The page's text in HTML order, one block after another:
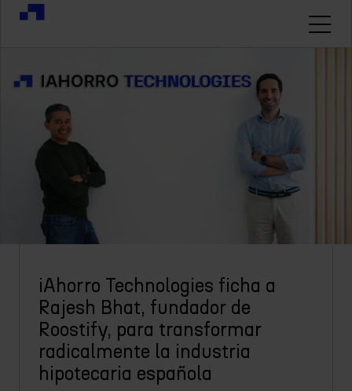
iAhorro Technologies ficha a
Rajesh Bhat, fundador de
Roostify, para transformar
radicalmente la industria
hipotecaria española